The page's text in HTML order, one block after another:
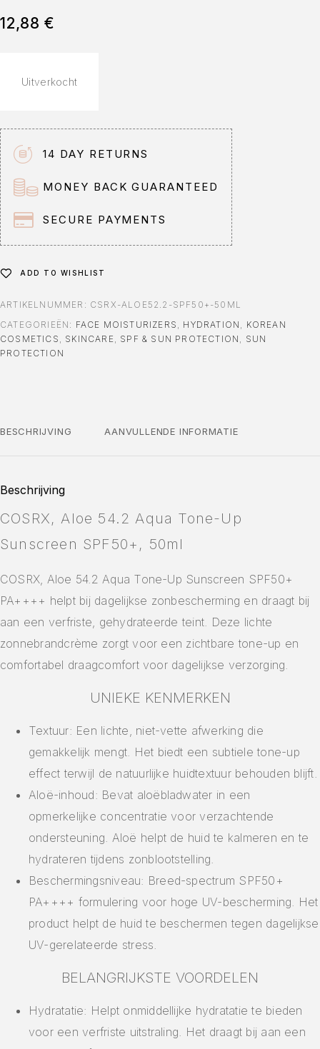
12,88 €
Uitverkocht
14 DAY RETURNS
MONEY BACK GUARANTEED
SECURE PAYMENTS
ADD TO WISHLIST
ARTIKELNUMMER: CSRX-ALOE52.2-SPF50+-50ML
CATEGORIEËN: FACE MOISTURIZERS , HYDRATION , KOREAN
COSMETICS , SKINCARE, SPF & SUN PROTECTION , SUN
PROTECTION
BESCHRIJVING AANVULLENDE INFORMATIE
Beschrijving
COSRX, Aloe 54.2 Aqua Tone-Up
Sunscreen SPF50+, 50ml
COSRX, Aloe 54.2 Aqua Tone-Up Sunscreen SPF50+
PA++++ helpt bij dagelijkse zonbescherming en draagt bij
aan een verfriste, gehydrateerde teint. Deze lichte
zonnebrandcrème zorgt voor een zichtbare tone-up en
comfortabel draagcomfort voor dagelijkse verzorging.
UNIEKE KENMERKEN
Textuur: Een lichte, niet-vette afwerking die
gemakkelijk mengt. Het biedt een subtiele tone-up
effect terwijl de natuurlijke huidtextuur behouden blijft.
Aloë-inhoud: Bevat aloëbladwater in een
opmerkelijke concentratie voor verzachtende
ondersteuning. Aloë helpt de huid te kalmeren en te
hydrateren tijdens zonblootstelling.
Beschermingsniveau: Breed-spectrum SPF50+
PA++++ formulering voor hoge UV-bescherming. Het
product helpt de huid te beschermen tegen dagelijkse
UV-gerelateerde stress.
BELANGRIJKSTE VOORDELEN
Hydratatie: Helpt onmiddellijke hydratatie te bieden
voor een verfriste uitstraling. Het draagt bij aan een